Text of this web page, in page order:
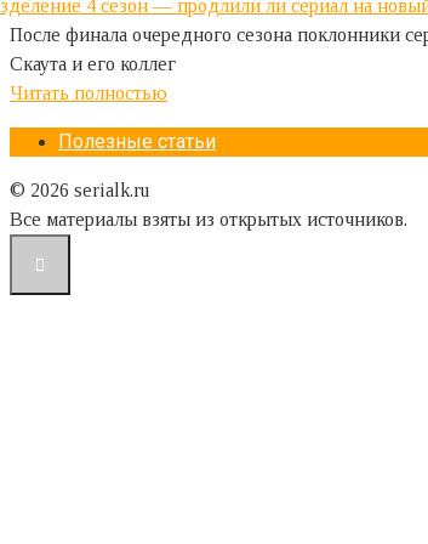
После финала очередного сезона поклонники
Скаута и его коллег
Читать полностью
Полезные статьи
© 2026 serialk.ru
Все материалы взяты из открытых источников.